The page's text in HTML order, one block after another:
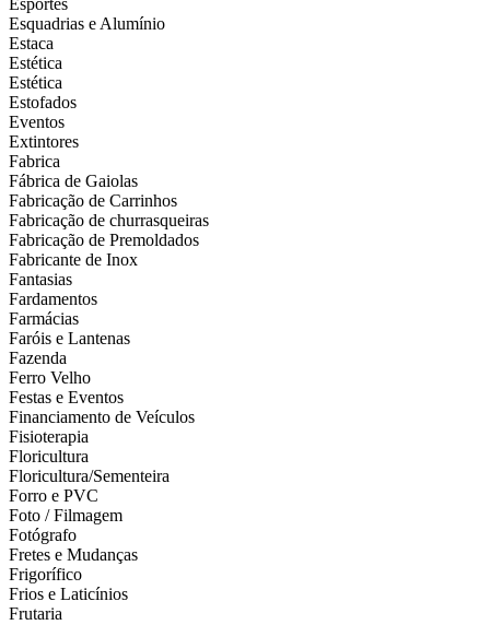
Esportes
Esquadrias e Alumínio
Estaca
Estética
Estética
Estofados
Eventos
Extintores
Fabrica
Fábrica de Gaiolas
Fabricação de Carrinhos
Fabricação de churrasqueiras
Fabricação de Premoldados
Fabricante de Inox
Fantasias
Fardamentos
Farmácias
Faróis e Lantenas
Fazenda
Ferro Velho
Festas e Eventos
Financiamento de Veículos
Fisioterapia
Floricultura
Floricultura/Sementeira
Forro e PVC
Foto / Filmagem
Fotógrafo
Fretes e Mudanças
Frigorífico
Frios e Laticínios
Frutaria